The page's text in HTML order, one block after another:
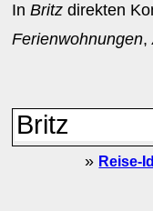
InBritz direkten
Ferienwohnungen,
» Reise-